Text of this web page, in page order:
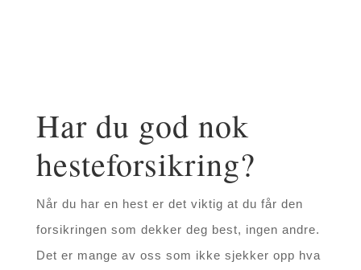
Har du god nok
hesteforsikring?
Når du har en hest er det viktig at du får den
forsikringen som dekker deg best, ingen andre.
Det er mange av oss som ikke sjekker opp hva